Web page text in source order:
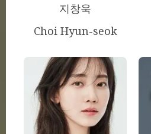
지창욱
Choi Hyun-seok